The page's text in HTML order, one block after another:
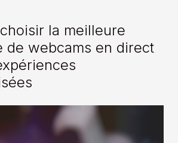
la meilleure
de webcams en direct